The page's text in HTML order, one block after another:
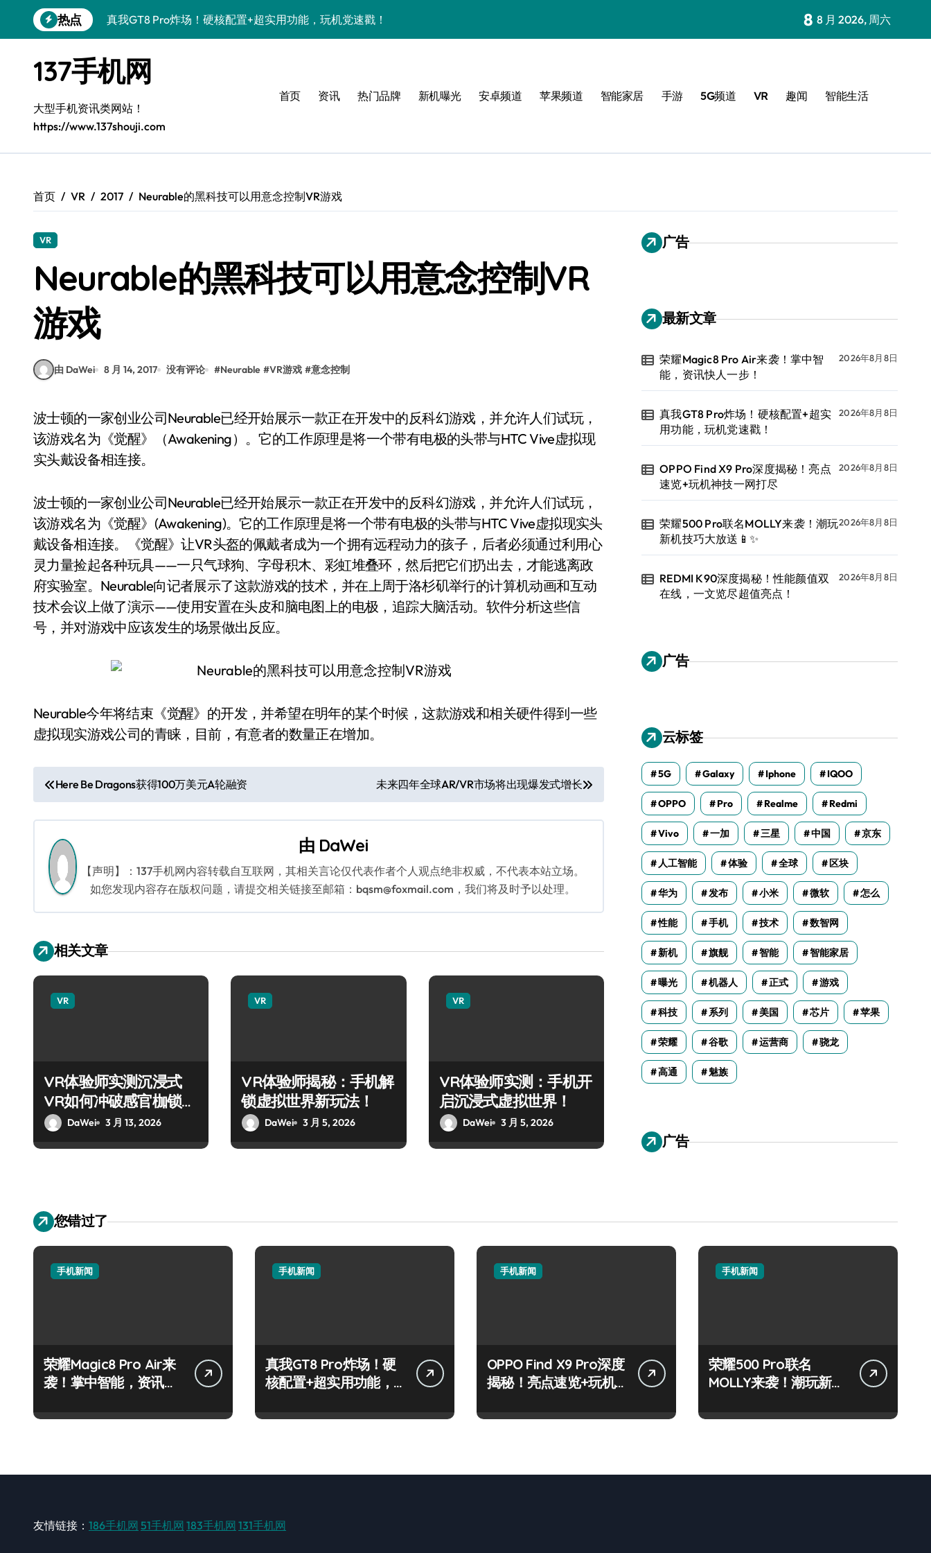
到
热点
真我GT8 Pro炸场！硬核配置+超实用功能，玩机党速戳！
荣耀500 Pro联名MOLLY来袭！潮玩新机技巧大放送📱✨
REDMI K90深度揭秘！性能颜值双在线，一文览尽超值亮点！
vivo S50 Pro mini来袭！小屏旗舰，亮点满满速来围观！
荣耀ROBOT PHONE驾到！智能掌控，手机资讯一手全抓！
华为nova 15 Ultra新功能解锁，数码控速抢最新优惠！
荣耀Magic8 Pro Air来袭！掌中智能，资讯快人一步！
8 8 月 2026, 周六
137手机网
大型手机资讯类网站！
https://www.137shouji.com
首页 资讯 热门品牌 新机曝光 安卓频道 苹果频道 智能家居 手游 5G频道 VR 趣闻 智能生活
首页 VR 2017 Neurable的黑科技可以用意念控制VR游戏
VR
Neurable的黑科技可以用意念控制VR
游戏
由 DaWei 8 月 14, 2017 没有评论 #Neurable #VR游戏 #意念控制
波士顿的一家创业公司Neurable已经开始展示一款正在开发中的反科幻游戏，并允许人们试玩，
该游戏名为《觉醒》（Awakening）。它的工作原理是将一个带有电极的头带与HTC Vive虚拟现
实头戴设备相连接。
波士顿的一家创业公司Neurable已经开始展示一款正在开发中的反科幻游戏，并允许人们试玩，
该游戏名为《觉醒》(Awakening)。它的工作原理是将一个带有电极的头带与HTC Vive虚拟现实头
戴设备相连接。《觉醒》让VR头盔的佩戴者成为一个拥有远程动力的孩子，后者必须通过利用心
灵力量捡起各种玩具——一只气球狗、字母积木、彩虹堆叠环，然后把它们扔出去，才能逃离政
府实验室。Neurable向记者展示了这款游戏的技术，并在上周于洛杉矶举行的计算机动画和互动
技术会议上做了演示——使用安置在头皮和脑电图上的电极，追踪大脑活动。软件分析这些信
号，并对游戏中应该发生的场景做出反应。
Neurable今年将结束《觉醒》的开发，并希望在明年的某个时候，这款游戏和相关硬件得到一些
虚拟现实游戏公司的青睐，目前，有意者的数量正在增加。
文
章
导
航
Here Be Dragons获得100万美元A轮融资 未来四年全球AR/VR市场将出现爆发式增长
由 DaWei
【声明】：137手机网内容转载自互联网，其相关言论仅代表作者个人观点绝非权威，不代表本站立场。
如您发现内容存在版权问题，请提交相关链接至邮箱：bqsm@foxmail.com，我们将及时予以处理。
相关文章
VR
VR体验师实测沉浸式
VR如何冲破感官枷锁新
极限DaWei 3 月 13, 2026
VR
VR体验师揭秘：手机解
锁虚拟世界新玩法！
DaWei 3 月 5, 2026
VR
VR体验师实测：手机开
启沉浸式虚拟世界！
DaWei 3 月 5, 2026
广告
最新文章
荣耀Magic8 Pro Air来袭！掌中智
能，资讯快人一步！
2026年8月8日
真我GT8 Pro炸场！硬核配置+超实
用功能，玩机党速戳！
2026年8月8日
OPPO Find X9 Pro深度揭秘！亮点
速览+玩机神技一网打尽
2026年8月8日
荣耀500 Pro联名MOLLY来袭！潮玩
新机技巧大放送📱✨
2026年8月8日
REDMI K90深度揭秘！性能颜值双
在线，一文览尽超值亮点！
2026年8月8日
广告
云标签
5G Galaxy Iphone IQOO
OPPO Pro Realme Redmi
Vivo 一加 三星 中国 京东
人工智能 体验 全球 区块
华为 发布 小米 微软 怎么
性能 手机 技术 数智网
新机 旗舰 智能 智能家居
曝光 机器人 正式 游戏
科技 系列 美国 芯片 苹果
荣耀 谷歌 运营商 骁龙
高通 魅族
广告
您错过了
手机新闻
荣耀Magic8 Pro Air来
袭！掌中智能，资讯快
手机新闻
真我GT8 Pro炸场！硬
核配置+超实用功能，
手机新闻
OPPO Find X9 Pro深度
揭秘！亮点速览+玩机
手机新闻
荣耀500 Pro联名
MOLLY来袭！潮玩新机
友情链接： 186手机网 51手机网 183手机网 131手机网